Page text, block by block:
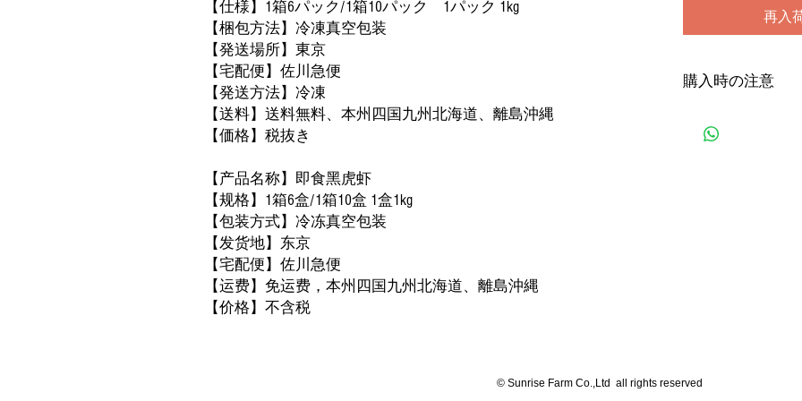
【仕様】1箱6パック/1箱10パック 1パック 1kg
【梱包方法】冷凍真空包装
【発送場所】東京
【宅配便】佐川急便
【発送方法】冷凍
【送料】送料無料、本州四国九州北海道、離島沖縄
【価格】税抜き
【 产品名称】即食黑虎虾
【规格】1箱6盒/1箱10盒 1盒1kg
【包装方式】冷冻真空包装
【发货地】东京
【宅配便】佐川急便
【运费】免运费，本州四国九州北海道、離島沖縄
【价格】不含税
再入
購入時の注意
がございます。0-3
© Sunrise Farm Co.,Ltd all rights reserved